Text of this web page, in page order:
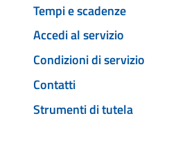
Tempi e scadenze
Accedi al servizio
Condizioni di servizio
Contatti
Strumenti di tutela